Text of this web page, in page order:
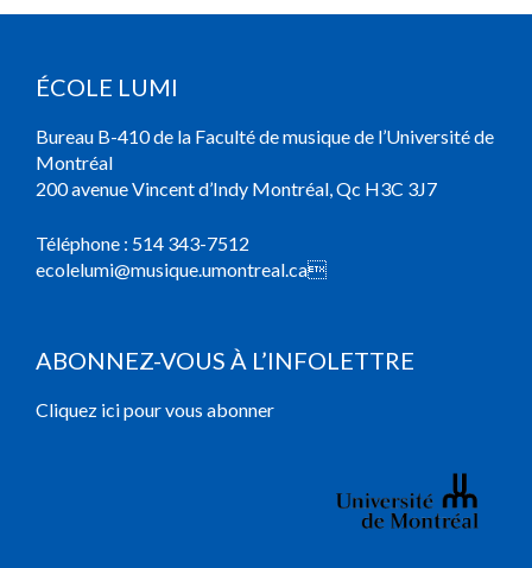
ÉCOLE LUMI
Bureau B-410 de la Faculté de musique de l’Université de
Montréal
200 avenue Vincent d’Indy Montréal, Qc H3C 3J7
Téléphone : 514 343-7512
ecolelumi@musique.umontreal.ca
ABONNEZ-VOUS À L’INFOLETTRE
Cliquez ici pour vous abonner